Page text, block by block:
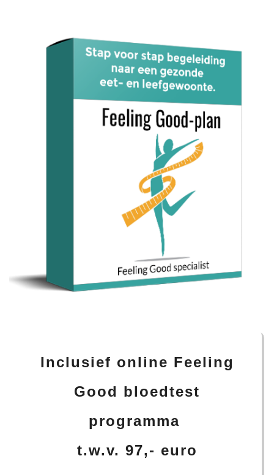
Inclusief online Feeling
Good bloedtest
programma
t.w.v. 97,- euro